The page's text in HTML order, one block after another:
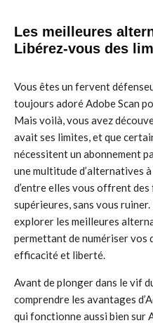
Les meilleures
Libérez-vous des
Vous êtes un fervent
toujours adoré Adobe Scan
Mais voilà, vous avez
avait ses limites, et que
nécessitent un abonnement
une multitude d’alternatives
d’entre elles vous offrent
supérieures, sans vous
explorer les meilleures
permettant de numériser vos
efficacité et liberté.
Avant de plonger dans le vif
comprendre les avantages
qui fonctionne aussi bien sur